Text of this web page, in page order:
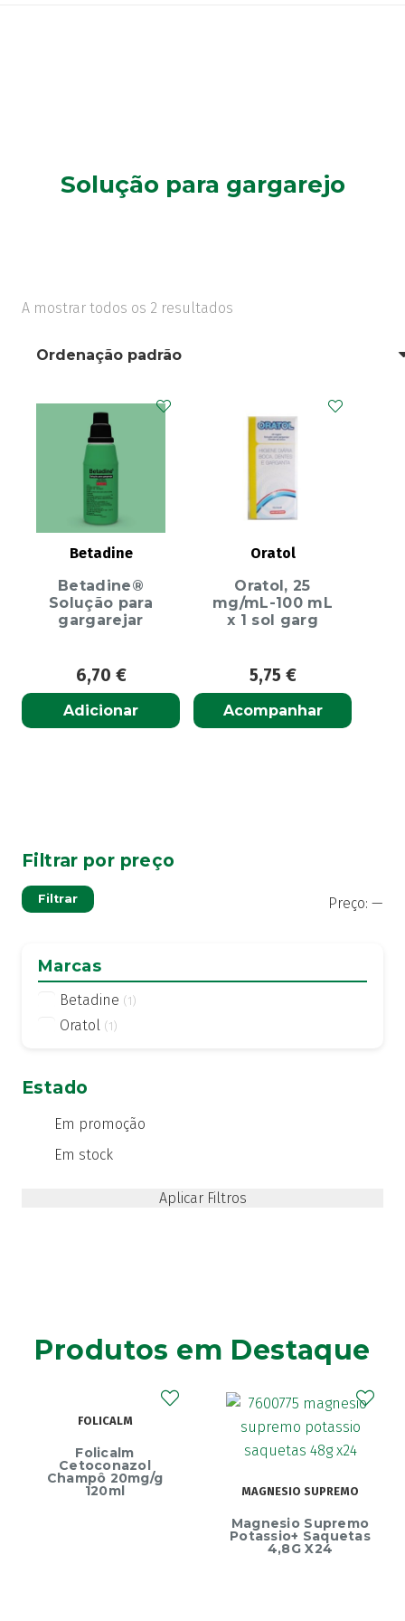
Solução para gargarejo
A mostrar todos os 2 resultados
Betadine
Betadine®
Solução para
gargarejar
6,70 €
Adicionar
Oratol
Oratol, 25
mg/mL-100 mL
x 1 sol garg
5,75 €
Acompanhar
Filtrar por preço
Filtrar Preço: —
Marcas
Betadine (1)
Oratol (1)
Estado
Em promoção
Em stock
Produtos em Destaque
FOLICALM
Folicalm
Cetoconazol
Champô 20mg/g
120ml MAGNESIO SUPREMO
Magnesio Supremo
Potassio+ Saquetas
4,8G X24